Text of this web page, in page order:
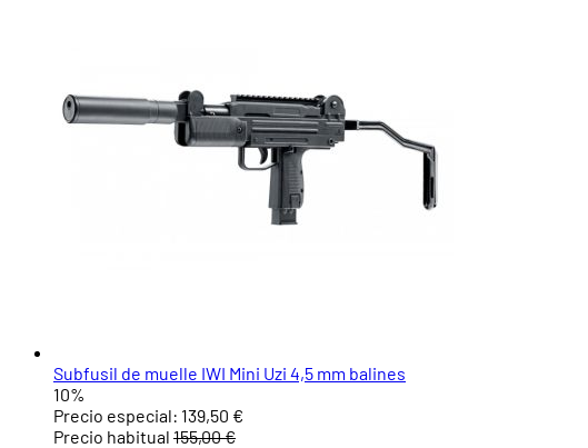
Subfusil de muelle IWI Mini Uzi 4,5 mm balines
10%
Precio especial: 139,50 €
Precio habitual 155,00 €